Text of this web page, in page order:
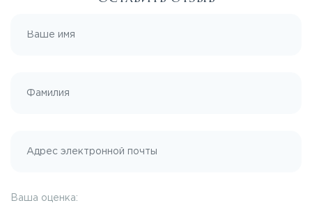
Ваша оценка: